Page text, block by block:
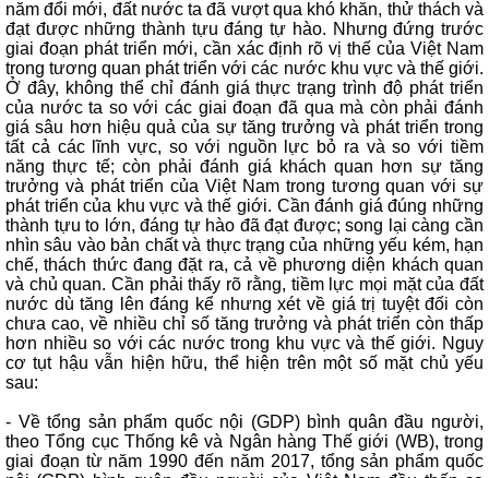
năm đổi mới, đất nước ta đã vượt qua khó khăn, thử thách và
đạt được những thành tựu đáng tự hào. Nhưng đứng trước
giai đoạn phát triển mới, cần xác định rõ vị thế của Việt Nam
trong tương quan phát triển với các nước khu vực và thế giới.
Ở đây, không thể chỉ đánh giá thực trạng trình độ phát triển
của nước ta so với các giai đoạn đã qua mà còn phải đánh
giá sâu hơn hiệu quả của sự tăng trưởng và phát triển trong
tất cả các lĩnh vực, so với nguồn lực bỏ ra và so với tiềm
năng thực tế; còn phải đánh giá khách quan hơn sự tăng
trưởng và phát triển của Việt Nam trong tương quan với sự
phát triển của khu vực và thế giới. Cần đánh giá đúng những
thành tựu to lớn, đáng tự hào đã đạt được; song lại càng cần
nhìn sâu vào bản chất và thực trạng của những yếu kém, hạn
chế, thách thức đang đặt ra, cả về phương diện khách quan
và chủ quan. Cần phải thấy rõ rằng, tiềm lực mọi mặt của đất
nước dù tăng lên đáng kể nhưng xét về giá trị tuyệt đối còn
chưa cao, về nhiều chỉ số tăng trưởng và phát triển còn thấp
hơn nhiều so với các nước trong khu vực và thế giới. Nguy
cơ tụt hậu vẫn hiện hữu, thể hiện trên một số mặt chủ yếu
sau:
- Về tổng sản phẩm quốc nội (GDP) bình quân đầu người,
theo Tổng cục Thống kê và Ngân hàng Thế giới (WB), trong
giai đoạn từ năm 1990 đến năm 2017, tổng sản phẩm quốc